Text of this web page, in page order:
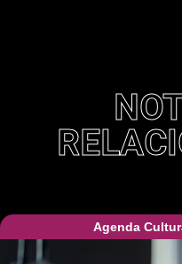
Agenda